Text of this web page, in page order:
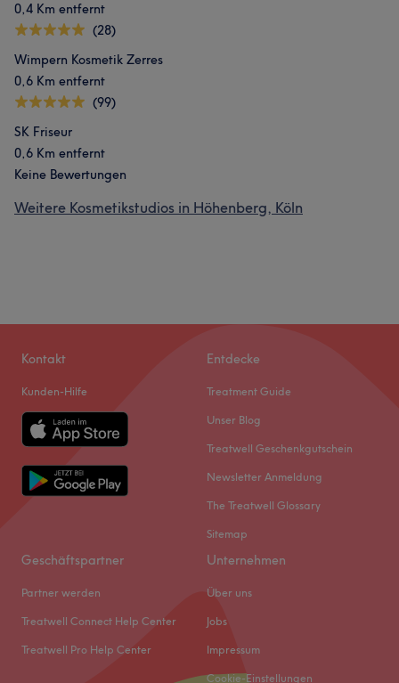
0,4 Km entfernt
(28)
Wimpern Kosmetik Zerres
0,6 Km entfernt
(99)
SK Friseur
0,6 Km entfernt
Keine Bewertungen
Weitere Kosmetikstudios in Höhenberg, Köln
Kontakt
Kunden-Hilfe
Entdecke
Treatment Guide
Unser Blog
Treatwell Geschenkgutschein
Newsletter Anmeldung
The Treatwell Glossary
Sitemap
Geschäftspartner
Partner werden
Treatwell Connect Help Center
Treatwell Pro Help Center
Unternehmen
Über uns
Jobs
Impressum
Cookie-Einstellungen